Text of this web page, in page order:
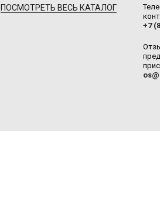
ПОСМОТРЕТЬ ВЕСЬ КАТАЛОГ
+7